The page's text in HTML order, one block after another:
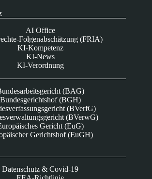
AI Office
Folgenabschätzung (FRIA)
KI-Kompetenz
KI-News
KI-Verordnung
(BAG)
Bundesgerichtshof (BGH)
(BVerfG)
(BVerwG)
Gericht (EuG)
Gerichtshof (EuGH)
Datenschutz & Covid-19